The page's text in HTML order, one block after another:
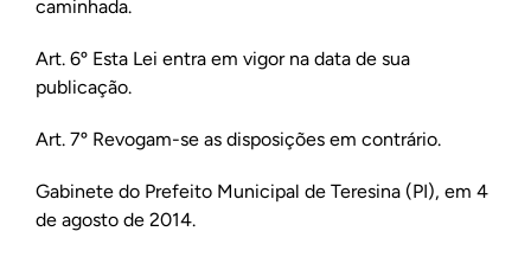
caminhada.
Art. 6º Esta Lei entra em vigor na data de sua
publicação.
Art. 7º Revogam-se as disposições em contrário.
Gabinete do Prefeito Municipal de Teresina (PI), em 4
de agosto de 2014.